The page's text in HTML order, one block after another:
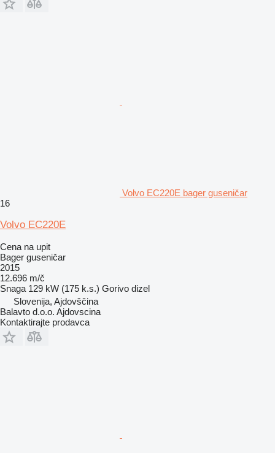
Volvo EC220E bager guseničar
16
Volvo EC220E
Cena na upit
Bager guseničar
2015
12.696 m/č
Snaga 129 kW (175 k.s.) Gorivo dizel
Slovenija, Ajdovščina
Balavto d.o.o. Ajdovscina
Kontaktirajte prodavca